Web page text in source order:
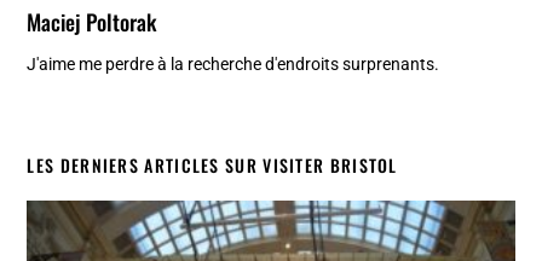
Maciej Poltorak
J'aime me perdre à la recherche d'endroits surprenants.
LES DERNIERS ARTICLES SUR VISITER BRISTOL